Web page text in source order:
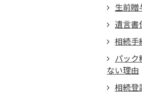
生前贈
遺言書
相続手
パック
ない理由
相続登